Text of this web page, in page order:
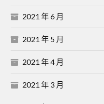
2021 年 6 月
2021 年 5 月
2021 年 4 月
2021 年 3 月